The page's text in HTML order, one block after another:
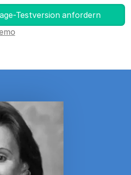
Testversion anfordern